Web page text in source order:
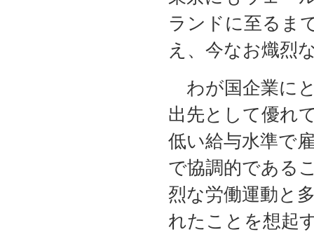
ランドに至るま
え、今なお熾烈
わが国企業に
出先として優れ
低い給与水準で
で協調的である
烈な労働運動と
れたことを想起